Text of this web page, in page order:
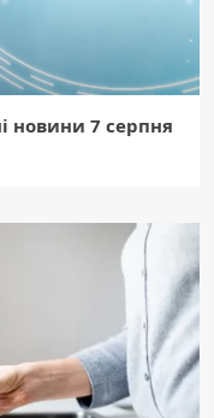
новини 7 серпня